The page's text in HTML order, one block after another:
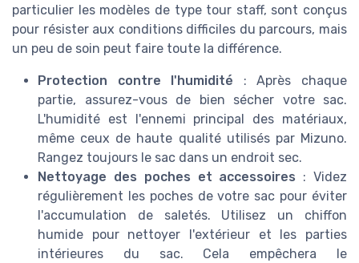
particulier les modèles de type tour staff, sont conçus
pour résister aux conditions difficiles du parcours, mais
un peu de soin peut faire toute la différence.
Protection contre l'humidité : Après chaque
partie, assurez-vous de bien sécher votre sac.
L'humidité est l'ennemi principal des matériaux,
même ceux de haute qualité utilisés par Mizuno.
Rangez toujours le sac dans un endroit sec.
Nettoyage des poches et accessoires : Videz
régulièrement les poches de votre sac pour éviter
l'accumulation de saletés. Utilisez un chiffon
humide pour nettoyer l'extérieur et les parties
intérieures du sac. Cela empêchera le